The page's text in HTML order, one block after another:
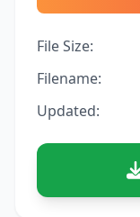
File Size:
Filename:
Updated: